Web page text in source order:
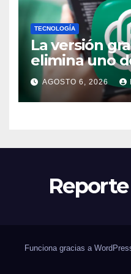
TECNOLOGÍA
La versión
elimina uno
más pedidos
útil
AGOSTO 6, 2026
Funciona gracias a